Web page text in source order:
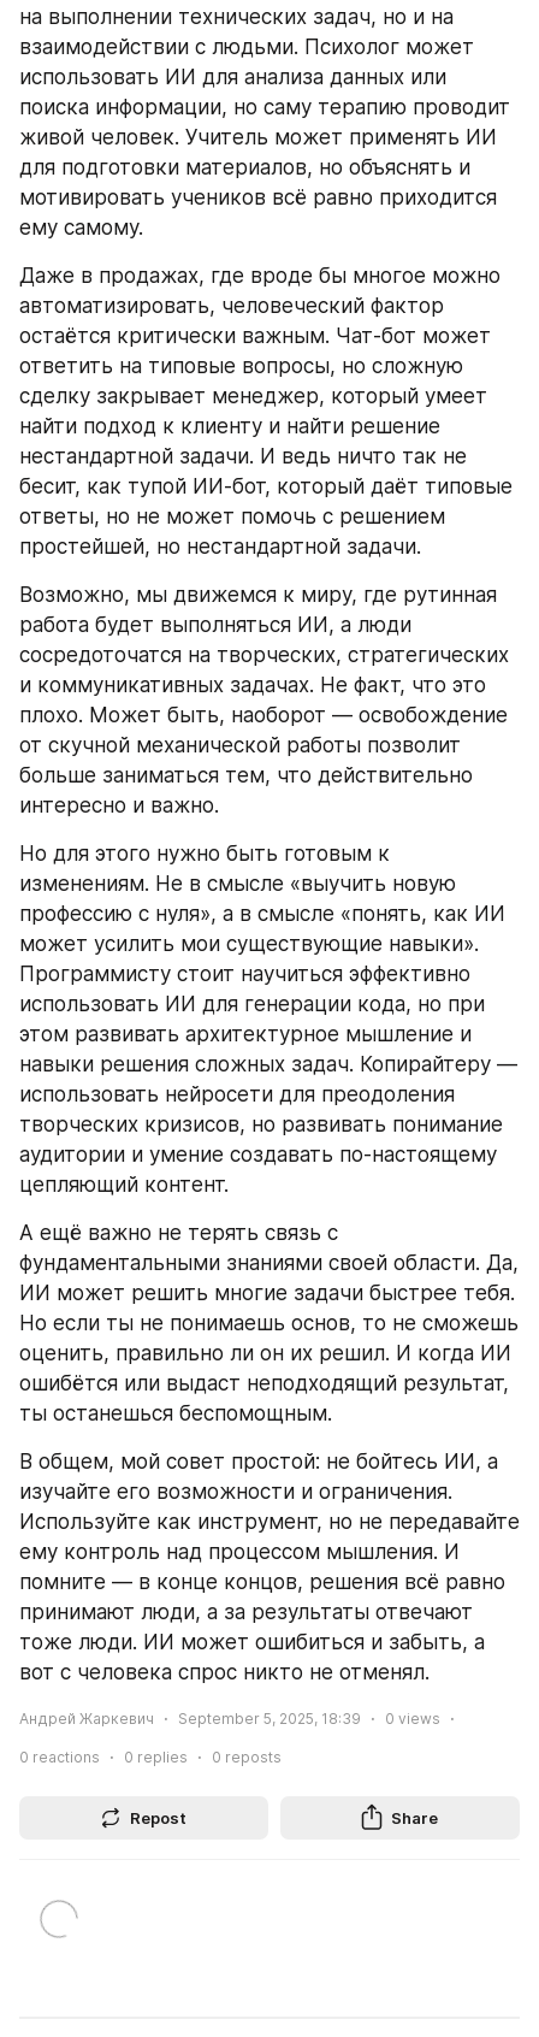
на выполнении технических задач, но и на
взаимодействии с людьми. Психолог может
использовать ИИ для анализа данных или
поиска информации, но саму терапию проводит
живой человек. Учитель может применять ИИ
для подготовки материалов, но объяснять и
мотивировать учеников всё равно приходится
ему самому.
Даже в продажах, где вроде бы многое можно
автоматизировать, человеческий фактор
остаётся критически важным. Чат-бот может
ответить на типовые вопросы, но сложную
сделку закрывает менеджер, который умеет
найти подход к клиенту и найти решение
нестандартной задачи. И ведь ничто так не
бесит, как тупой ИИ-бот, который даёт типовые
ответы, но не может помочь с решением
простейшей, но нестандартной задачи.
Возможно, мы движемся к миру, где рутинная
работа будет выполняться ИИ, а люди
сосредоточатся на творческих, стратегических
и коммуникативных задачах. Не факт, что это
плохо. Может быть, наоборот — освобождение
от скучной механической работы позволит
больше заниматься тем, что действительно
интересно и важно.
Но для этого нужно быть готовым к
изменениям. Не в смысле «выучить новую
профессию с нуля», а в смысле «понять, как ИИ
может усилить мои существующие навыки».
Программисту стоит научиться эффективно
использовать ИИ для генерации кода, но при
этом развивать архитектурное мышление и
навыки решения сложных задач. Копирайтеру —
использовать нейросети для преодоления
творческих кризисов, но развивать понимание
аудитории и умение создавать по-настоящему
цепляющий контент.
А ещё важно не терять связь с
фундаментальными знаниями своей области. Да,
ИИ может решить многие задачи быстрее тебя.
Но если ты не понимаешь основ, то не сможешь
оценить, правильно ли он их решил. И когда ИИ
ошибётся или выдаст неподходящий результат,
ты останешься беспомощным.
В общем, мой совет простой: не бойтесь ИИ, а
изучайте его возможности и ограничения.
Используйте как инструмент, но не передавайте
ему контроль над процессом мышления. И
помните — в конце концов, решения всё равно
принимают люди, а за результаты отвечают
тоже люди. ИИ может ошибиться и забыть, а
вот с человека спрос никто не отменял.
Андрей Жаркевич September 5, 2025, 18:39 0 views
0 reactions 0 replies 0 reposts
Repost Share